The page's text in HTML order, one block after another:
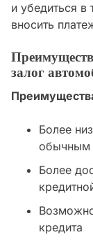
и убедиться
вносить
залог
Более
обычным
Более
кредита